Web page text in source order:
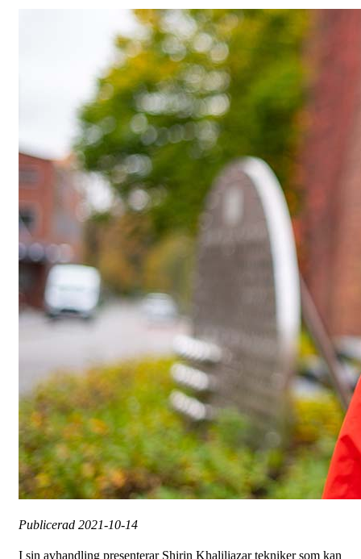
Publicerad 2021-10-14
I sin avhandling presenterar Shirin Khaliliazar tekniker som kan